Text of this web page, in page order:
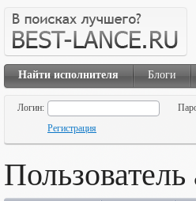
Найти исполнителя Блоги
Логин:
Регистрация